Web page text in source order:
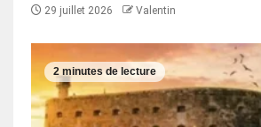
29 juillet 2026 Valentin
2 minutes de lecture